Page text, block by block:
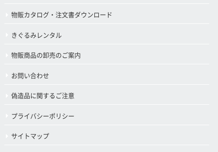
物販カタログ・注文書ダウンロード
きぐるみレンタル
物販商品の卸売のご案内
お問い合わせ
偽造品に関するご注意
プライバシーポリシー
サイトマップ